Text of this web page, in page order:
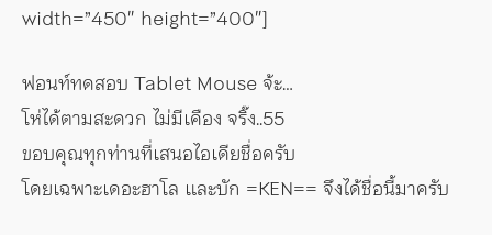
width=”450″ height=”400″]
ฟอนท์ทดสอบ Tablet Mouse จ้ะ…
โห่ได้ตามสะดวก ไม่มีเคือง จริ๊ง..55
ขอบคุณทุกท่านที่เสนอไอเดียชื่อครับ
โดยเฉพาะเดอะฮาโล และบัก =KEN== จึงได้ชื่อนี้มาครับ